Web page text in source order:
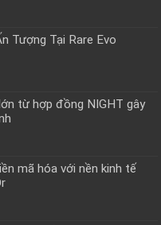
Tượng Tại Rare Evo
từ hợp đồng NIGHT gây
mã hóa với nền kinh tế